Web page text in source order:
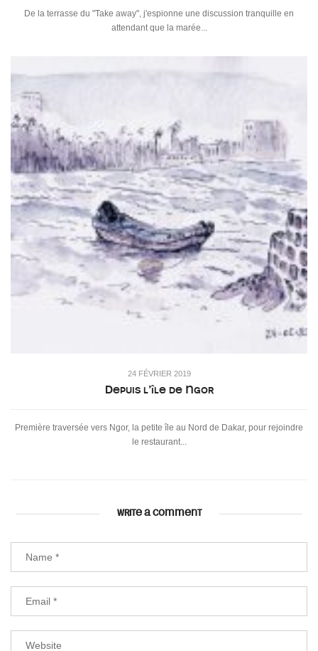
De la terrasse du "Take away", j'espionne une discussion tranquille en
attendant que la marée...
24 FÉVRIER 2019
Depuis l’île de Ngor
Première traversée vers Ngor, la petite île au Nord de Dakar, pour rejoindre
le restaurant...
WRITE A COMMENT